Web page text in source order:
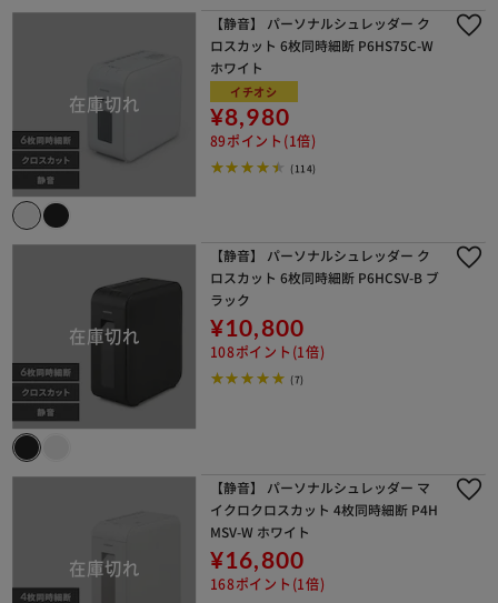
【静音】 パーソナルシュレッダー ク
ロスカット 6枚同時細断 P6HS75C-W
ホワイト
イチオシ
¥8,980
89ポイント(1倍)
(114)
【静音】 パーソナルシュレッダー ク
ロスカット 6枚同時細断 P6HCSV-B ブ
ラック
¥10,800
108ポイント(1倍)
(7)
【静音】 パーソナルシュレッダー マ
イクロクロスカット 4枚同時細断 P4H
MSV-W ホワイト
¥16,800
168ポイント(1倍)